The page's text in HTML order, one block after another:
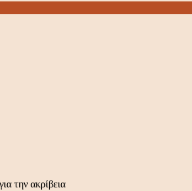
την ακρίβεια